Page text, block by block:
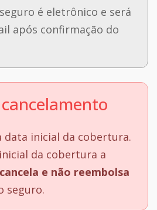
é eletrônico e será
após confirmação do
data inicial da cobertura.
da cobertura a
e não reembolsa
seguro.